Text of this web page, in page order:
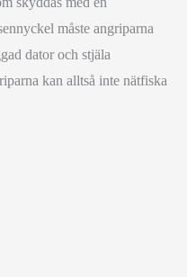
måste angriparna
dator och stjäla
kan alltså inte nätfiska